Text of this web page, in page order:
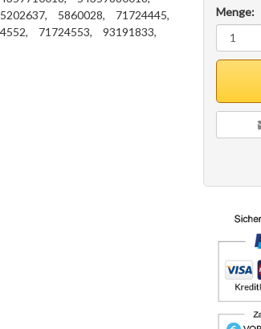
5860028,
71724445,
71724553,
93191833,
Menge: